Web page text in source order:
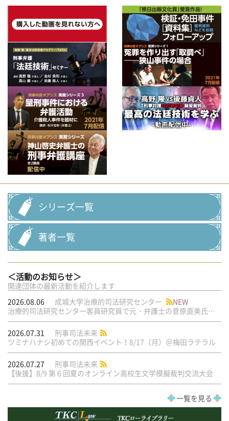
シリーズ一覧
著者一覧
＜活動のお知らせ＞
関連団体の最新活動を紹介します
2026.08.06
成城大学治療的司法研究センター
NEW
治療的司法研究センター客員研究員で元・弁護士の菅原直美氏の論文が公刊されました
2026.07.31
刑事司法未来
ツミナハナシ初めての関西イベント！8/17（月）＠梅田ラテラル
2026.07.27
刑事司法未来
【後援】8/9 第６回夏のオンライン高校生文学模擬裁判交流大会
一覧を見る